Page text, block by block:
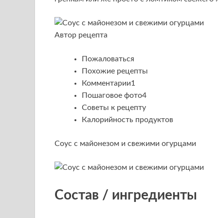
Автор рецепта
Пожаловаться
Похожие рецепты
Комментарии1
Пошаговое фото4
Советы к рецепту
Калорийность продуктов
Соус с майонезом и свежими огурцами
Состав / ингредиенты